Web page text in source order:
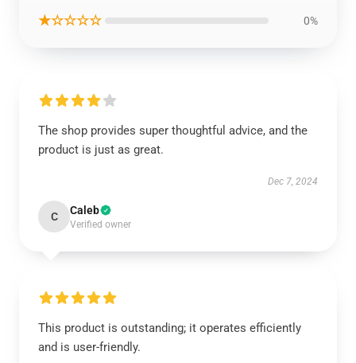
★☆☆☆☆ 0%
The shop provides super thoughtful advice, and the
product is just as great.
Dec 7, 2024
C Caleb
Verified owner
This product is outstanding; it operates efficiently
and is user-friendly.